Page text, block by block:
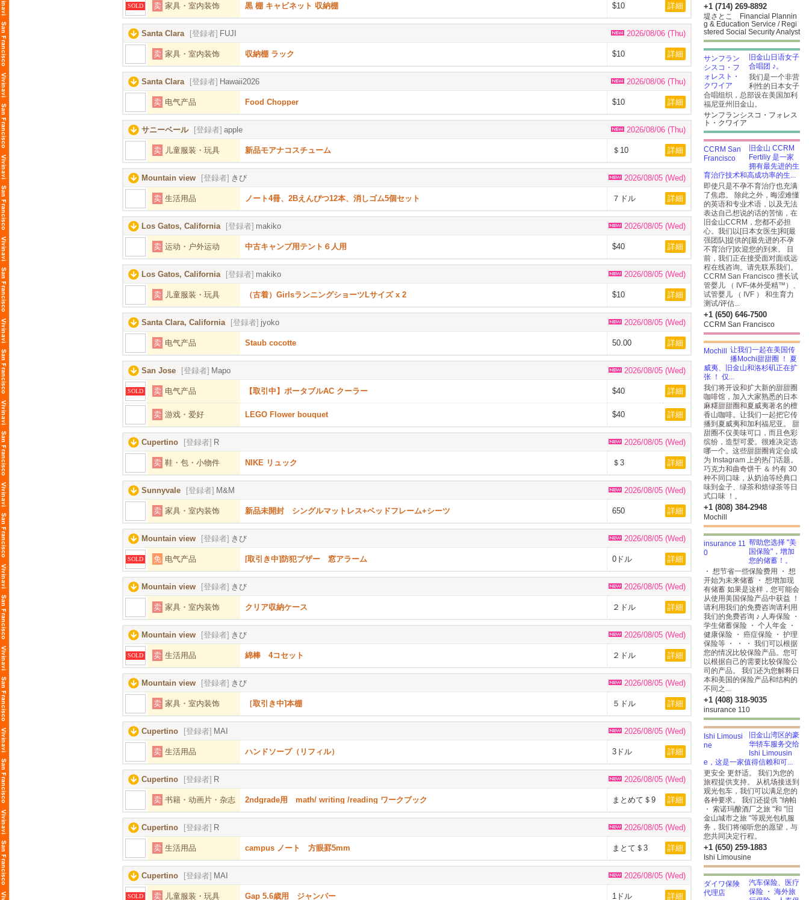
SOLD 卖 家具・室内装饰 黒 棚 キャビネット 収納棚 $10 詳細
Santa Clara [登録者] FUJI 2026/08/06 (Thu)
卖 家具・室内装饰 収納棚 ラック $10 詳細
Santa Clara [登録者] Hawaii2026 2026/08/06 (Thu)
卖 电气产品 Food Chopper $10 詳細
サニーベール [登録者] apple 2026/08/06 (Thu)
卖 儿童服装・玩具 新品モアナコスチューム ＄10 詳細
Mountain view [登録者] きび 2026/08/05 (Wed)
卖 生活用品 ノート4冊、2Bえんぴつ12本、消しゴム5個セット ７ドル 詳細
Los Gatos, California [登録者] makiko 2026/08/05 (Wed)
卖 运动・户外运动 中古キャンプ用テント６人用 $40 詳細
Los Gatos, California [登録者] makiko 2026/08/05 (Wed)
卖 儿童服装・玩具 （古着）GirlsランニングショーツLサイズ x 2 $10 詳細
Santa Clara, California [登録者] jyoko 2026/08/05 (Wed)
卖 电气产品 Staub cocotte 50.00 詳細
San Jose [登録者] Mapo 2026/08/05 (Wed)
SOLD 卖 电气产品 【取引中】ポータブルAC クーラー $40 詳細
卖 游戏・爱好 LEGO Flower bouquet $40 詳細
Cupertino [登録者] R 2026/08/05 (Wed)
卖 鞋・包・小物件 NIKE リュック ＄3 詳細
Sunnyvale [登録者] M&M 2026/08/05 (Wed)
卖 家具・室内装饰 新品未開封 シングルマットレス+ベッドフレーム+シーツ 650 詳細
Mountain view [登録者] きび 2026/08/05 (Wed)
SOLD 免 电气产品 [取引き中]防犯ブザー 窓アラーム 0ドル 詳細
Mountain view [登録者] きび 2026/08/05 (Wed)
卖 家具・室内装饰 クリア収納ケース ２ドル 詳細
Mountain view [登録者] きび 2026/08/05 (Wed)
SOLD 卖 生活用品 綿棒 4コセット ２ドル 詳細
Mountain view [登録者] きび 2026/08/05 (Wed)
卖 家具・室内装饰 ［取引き中]本棚 ５ドル 詳細
Cupertino [登録者] MAI 2026/08/05 (Wed)
卖 生活用品 ハンドソープ（リフィル） 3ドル 詳細
Cupertino [登録者] R 2026/08/05 (Wed)
卖 书籍・动画片・杂志 2ndgrade用 math/ writing /reading ワークブック まとめて＄9 詳細
Cupertino [登録者] R 2026/08/05 (Wed)
卖 生活用品 campus ノート 方眼罫5mm まとて＄3 詳細
Cupertino [登録者] MAI 2026/08/05 (Wed)
SOLD 卖 儿童服装・玩具 Gap 5.6歳用 ジャンパー 1ドル 詳細
+1 (714) 269-8892
堤さとこ Financial Plannin
g & Education Service / Regi
stered Social Security Analyst
旧金山日语女子
合唱团 ♪。
我们是一个非营
利性的日本女子
合唱组织，总部设在美国加利
福尼亚州旧金山。
サンフランシスコ・フォレス
ト・クワイア
旧金山 CCRM
Fertiliy 是一家
拥有最先进的生
育治疗技术和高成功率的生...
即使只是不孕不育治疗也充满
了焦虑。 除此之外，晦涩难懂
的英语和专业术语，以及无法
表达自己想说的话的苦恼，在
旧金山CCRM，您都不必担
心。我们以[日本女医生]和[最
强团队]提供的[最先进的不孕
不育治疗]欢迎您的到来。 目
前，我们正在接受面对面或远
程在线咨询。请先联系我们。
CCRM San Francisco 擅长试
管婴儿 （ IVF-体外受精™）、
试管婴儿 （ IVF ） 和生育力
测试/评估...
+1 (650) 646-7500
CCRM San Francisco
让我们一起在美国传
播Mochi甜甜圈 ！ 夏
威夷、旧金山和洛杉矶正在扩
张 ！ 仅...
我们将开设和扩大新的甜甜圈
咖啡馆，加入大家熟悉的日本
麻糬甜甜圈和夏威夷著名的檀
香山咖啡。让我们一起把它传
播到夏威夷和加利福尼亚。 甜
甜圈不仅美味可口，而且色彩
缤纷，造型可爱。很难决定选
哪一个。这些甜甜圈肯定会成
为 Instagram 上的热门话题。
巧克力和曲奇饼干 ＆ 约有 30
种不同口味，从奶油等经典口
味到金子、绿茶和焙绿茶等日
式口味 ！。
+1 (808) 384-2948
Mochill
帮助您选择 "美
国保险"，增加
您的储蓄！。
・ 想节省一些保险费用 ・ 想
开始为未来储蓄 ・ 想增加现
有储蓄 如果是这样，您可能会
从使用美国保险产品中获益 ！
请利用我们的免费咨询请利用
我们的免费咨询 ♪ 人寿保险 ・
学生储蓄保险 ・ 个人年金 ・
健康保险 ・ 癌症保险 ・ 护理
保险等 ・ ・ ・ 我们可以根据
您的情况比较保险产品。您可
以根据自己的需要比较保险公
司的产品。 我们还为您解释日
本和美国的保险产品和结构的
不同之...
+1 (408) 318-9035
insurance 110
旧金山湾区的豪
华轿车服务交给
Ishi Limousin
e，这是一家值得信赖和可...
更安全 更舒适。 我们为您的
旅程提供支持。 从机场接送到
观光包车，我们可以满足您的
各种要求。 我们还提供 "纳帕
・ 索诺玛酿酒厂之旅 "和 "旧
金山城市之旅 "等观光包机服
务，我们将倾听您的愿望，与
您共同决定行程。
+1 (650) 259-1883
Ishi Limousine
汽车保险、医疗
保险 ・ 海外旅